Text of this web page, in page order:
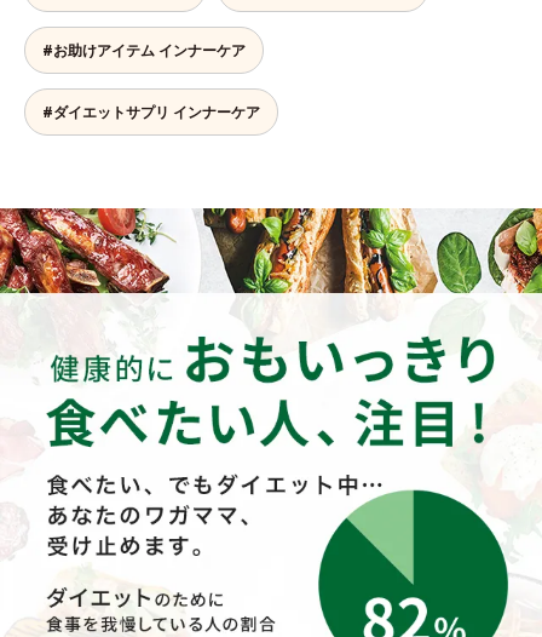
#お助けアイテム インナーケア
#ダイエットサプリ インナーケア